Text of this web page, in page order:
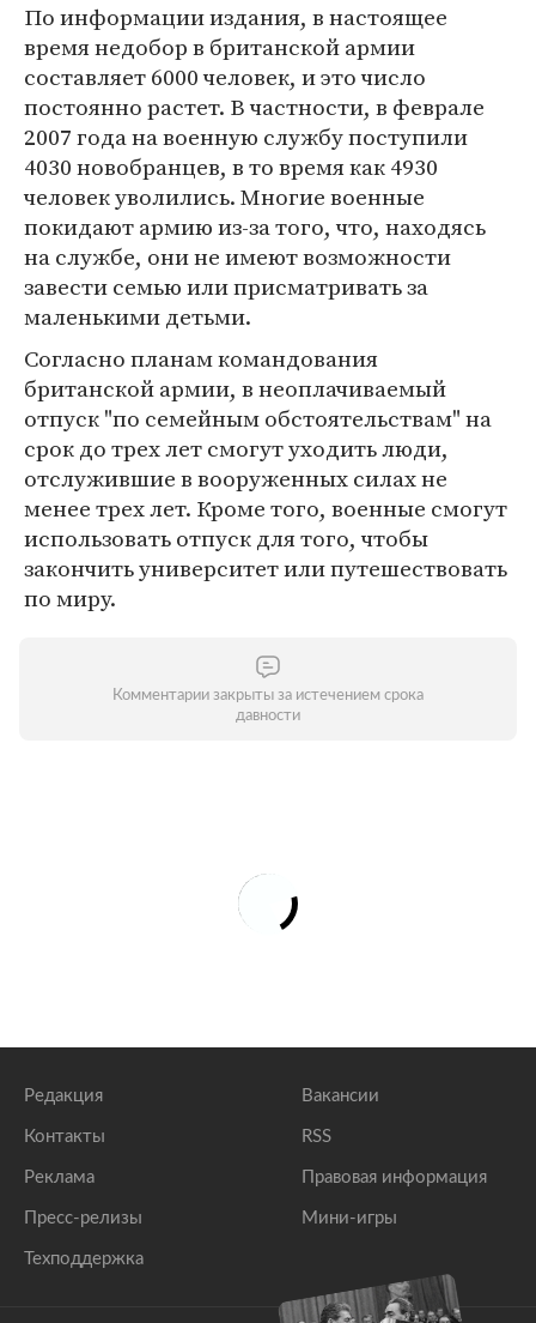
По информации издания, в настоящее
время недобор в британской армии
составляет 6000 человек, и это число
постоянно растет. В частности, в феврале
2007 года на военную службу поступили
4030 новобранцев, в то время как 4930
человек уволились. Многие военные
покидают армию из-за того, что, находясь
на службе, они не имеют возможности
завести семью или присматривать за
маленькими детьми.
Согласно планам командования
британской армии, в неоплачиваемый
отпуск "по семейным обстоятельствам" на
срок до трех лет смогут уходить люди,
отслужившие в вооруженных силах не
менее трех лет. Кроме того, военные смогут
использовать отпуск для того, чтобы
закончить университет или путешествовать
по миру.
Комментарии закрыты за истечением срока
давности
Редакция
Контакты
Реклама
Пресс-релизы
Техподдержка
Вакансии
RSS
Правовая информация
Мини-игры